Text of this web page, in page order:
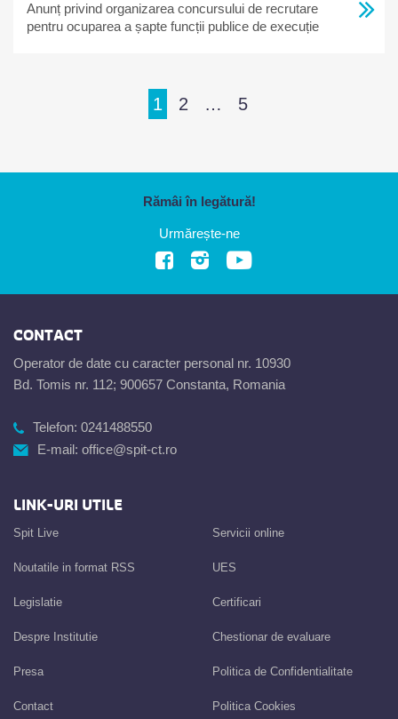
Anunț privind organizarea concursului de recrutare
pentru ocuparea a șapte funcții publice de execuție
1 2 … 5
Rămâi în legătură!
Urmărește-ne
CONTACT
Operator de date cu caracter personal nr. 10930
Bd. Tomis nr. 112; 900657 Constanta, Romania
Telefon: 0241488550
E-mail: office@spit-ct.ro
LINK-URI UTILE
Spit Live
Noutatile in format RSS
Legislatie
Despre Institutie
Presa
Contact
Servicii online
UES
Certificari
Chestionar de evaluare
Politica de Confidentialitate
Politica Cookies